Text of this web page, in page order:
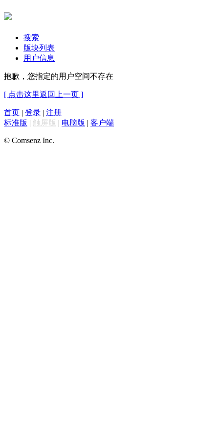
搜索
版块列表
用户信息
抱歉，您指定的用户空间不存在
[ 点击这里返回上一页 ]
首页 | 登录 | 注册
标准版 | 触屏版 | 电脑版 | 客户端
© Comsenz Inc.